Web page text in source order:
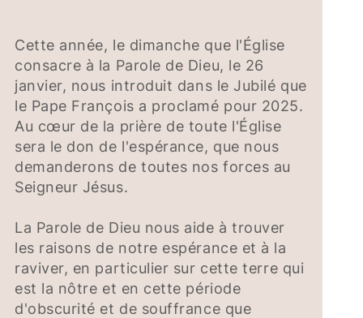
Cette année, le dimanche que l'Église
consacre à la Parole de Dieu, le 26
janvier, nous introduit dans le Jubilé que
le Pape François a proclamé pour 2025.
Au cœur de la prière de toute l'Église
sera le don de l'espérance, que nous
demanderons de toutes nos forces au
Seigneur Jésus.
La Parole de Dieu nous aide à trouver
les raisons de notre espérance et à la
raviver, en particulier sur cette terre qui
est la nôtre et en cette période
d'obscurité et de souffrance que